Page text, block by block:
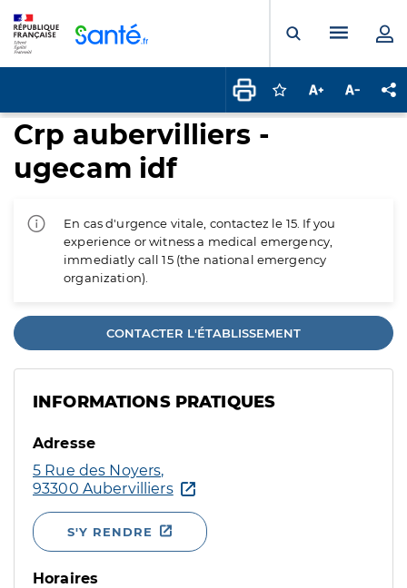
Ouvrir laMenu
Connectez-vous
Augmenter la
Crp aubervilliers -
ugecam idf
En cas d'urgence vitale, contactez le 15. If you
experience or witness a medical emergency,
immediatly call 15 (the national emergency
organization).
CONTACTER L'ÉTABLISSEMENT
INFORMATIONS PRATIQUES
Adresse
5 Rue des Noyers,
93300 Aubervilliers
S'Y RENDRE
Horaires